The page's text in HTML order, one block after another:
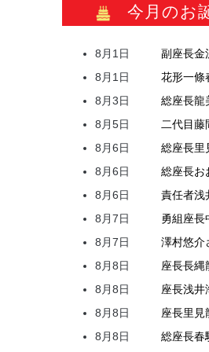
今月のお
8月1日 副座長金
8月1日
花形一條
8月3日
総座長龍
8月5日
二代目藤
8月6日
総座長里
8月6日
総座長お
8月6日
責任者浅
8月7日
勇組座長
8月7日
澤村悠介
8月8日
座長長縄
8月8日
座長浅井
8月8日
座長里見
8月8日
総座長春